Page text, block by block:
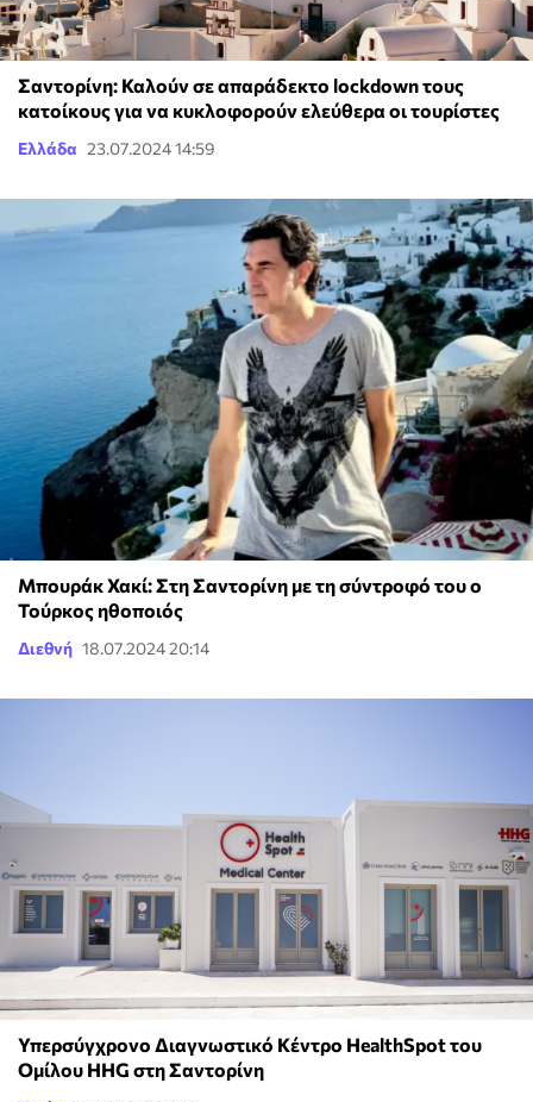
Σαντορίνη: Καλούν σε απαράδεκτο lockdown τους
κατοίκους για να κυκλοφορούν ελεύθερα οι τουρίστες
Ελλάδα 23.07.2024 14:59
Μπουράκ Χακί: Στη Σαντορίνη με τη σύντροφό του ο
Τούρκος ηθοποιός
Διεθνή 18.07.2024 20:14
Υπερσύγχρονο Διαγνωστικό Κέντρο HealthSpot του
Ομίλου HHG στη Σαντορίνη